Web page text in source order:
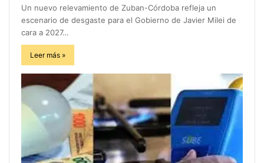
Un nuevo relevamiento de Zuban-Córdoba refleja un
escenario de desgaste para el Gobierno de Javier Milei de
cara a 2027…
Leer más »